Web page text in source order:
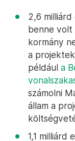
2,6
benne volt
kormány
a
például a
számolni
állam a
1,1 milliárd